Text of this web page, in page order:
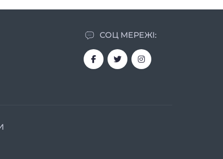
СОЦ МЕРЕЖІ: